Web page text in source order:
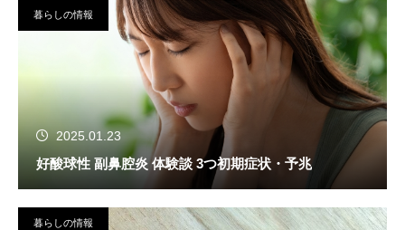
暮らしの情報
2025.01.23
好酸球性 副鼻腔炎 体験談 3つ初期症状・予兆
暮らしの情報